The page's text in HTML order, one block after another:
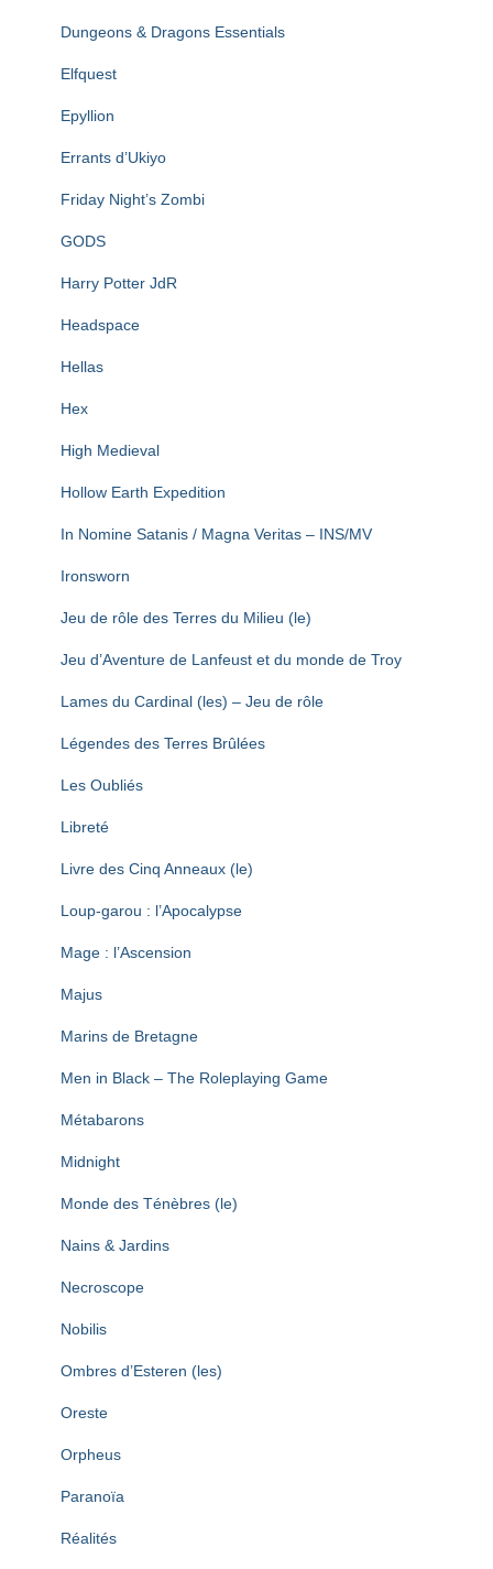
Dungeons & Dragons Essentials
Elfquest
Epyllion
Errants d’Ukiyo
Friday Night’s Zombi
GODS
Harry Potter JdR
Headspace
Hellas
Hex
High Medieval
Hollow Earth Expedition
In Nomine Satanis / Magna Veritas – INS/MV
Ironsworn
Jeu de rôle des Terres du Milieu (le)
Jeu d’Aventure de Lanfeust et du monde de Troy
Lames du Cardinal (les) – Jeu de rôle
Légendes des Terres Brûlées
Les Oubliés
Libreté
Livre des Cinq Anneaux (le)
Loup-garou : l’Apocalypse
Mage : l’Ascension
Majus
Marins de Bretagne
Men in Black – The Roleplaying Game
Métabarons
Midnight
Monde des Ténèbres (le)
Nains & Jardins
Necroscope
Nobilis
Ombres d’Esteren (les)
Oreste
Orpheus
Paranoïa
Réalités